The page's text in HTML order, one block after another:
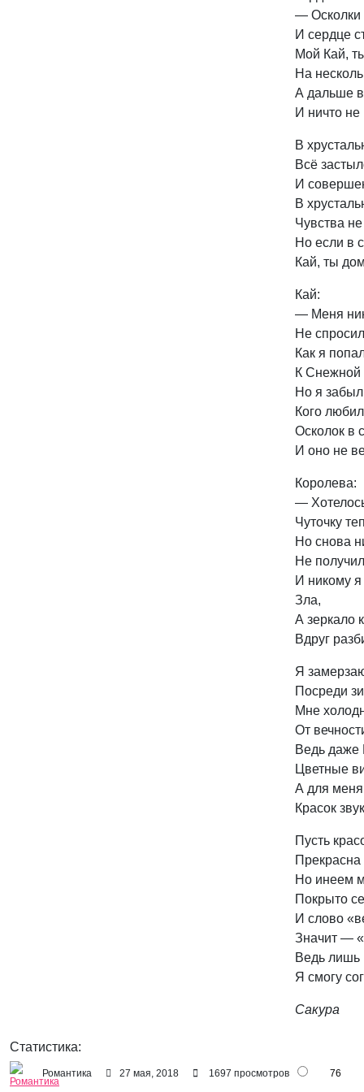
— Осколки
И сердце
Мой Кай,
На
А дальше
И ничто
В
Всё
И
В
Чувства
Но если в
Кай, ты
Кай:
— Меня
Не
Как я
К Снежной
Но я забыл
Кого
Осколок в
И оно не
Королева:
—
Чуточку
Но снова
Не
И никому
Зла,
А зеркало
Вдруг
Я
Посреди
Мне
От
Ведь даже
Цветные
А для
Красок
Пусть
Но инеем
Покрыто
И слово
Значит —
Ведь лишь
Я смогу
Сакура
Статистика:
Романтика 27 мая, 2018 1697 просмотров 76